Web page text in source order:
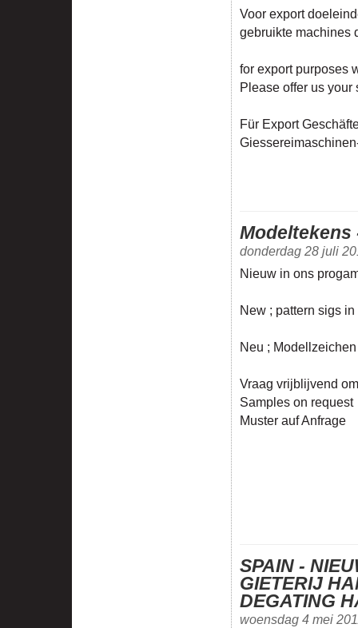
Voor export
gebruikte machines
for export purposes
Please offer us your
Für Export
Modeltekens
donderdag 28 juli
Nieuw in ons
New ; pattern sigs
Neu ;
Vraag vrijblijvend
Samples on request
Muster auf Anfrage
SPAIN -
GIETERIJ
DEGATING
woensdag 4 mei